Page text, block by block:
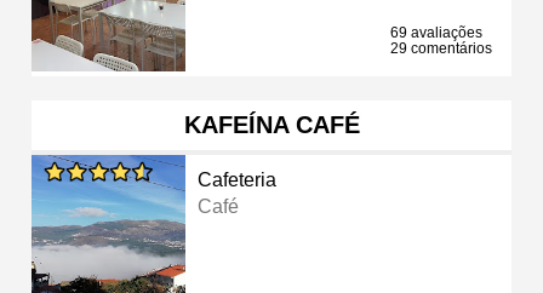
69 avaliações
29 comentários
KAFEÍNA CAFÉ
Cafeteria
Café